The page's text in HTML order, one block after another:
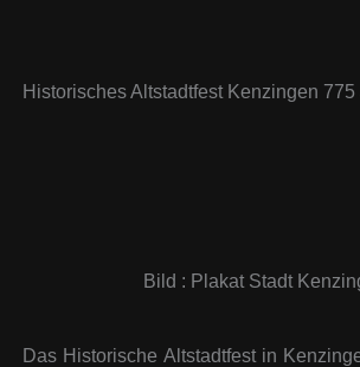
Historisches Altstadtfest Kenzingen 775
Bild : Plakat Stadt
Das Historische Altstadtfest in